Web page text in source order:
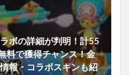
ボの詳細が判明！計55
料で獲得チャンス！金
報・コラボスキンも紹